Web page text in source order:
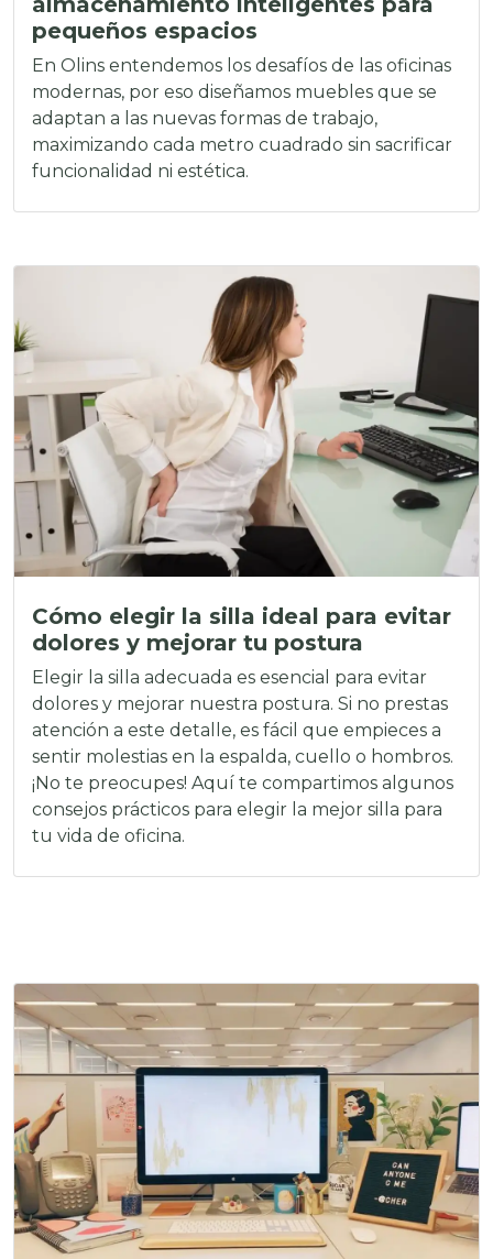
pequeños espacios
En Olins entendemos los desafíos de las oficinas
modernas, por eso diseñamos muebles que se
adaptan a las nuevas formas de trabajo,
maximizando cada metro cuadrado sin sacrificar
funcionalidad ni estética.
Cómo elegir la silla ideal para evitar
dolores y mejorar tu postura
Elegir la silla adecuada es esencial para evitar
dolores y mejorar nuestra postura. Si no prestas
atención a este detalle, es fácil que empieces a
sentir molestias en la espalda, cuello o hombros.
¡No te preocupes! Aquí te compartimos algunos
consejos prácticos para elegir la mejor silla para
tu vida de oficina.